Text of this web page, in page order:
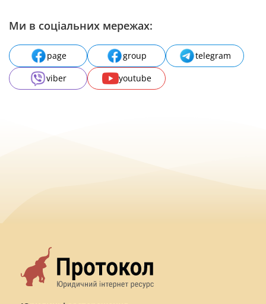
Ми в соціальних мережах:
page group
telegram
viber
youtube